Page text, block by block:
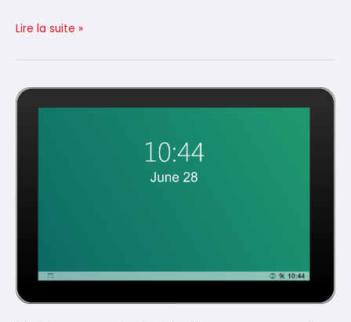
Maîtriser
droit
sur
Lire la suite »